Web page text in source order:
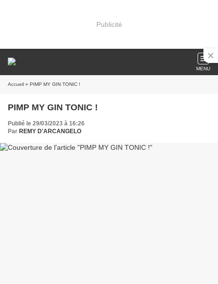
Publicité
MENU
Accueil » PIMP MY GIN TONIC !
PIMP MY GIN TONIC !
Publié le 29/03/2023 à 16:26
Par REMY D'ARCANGELO